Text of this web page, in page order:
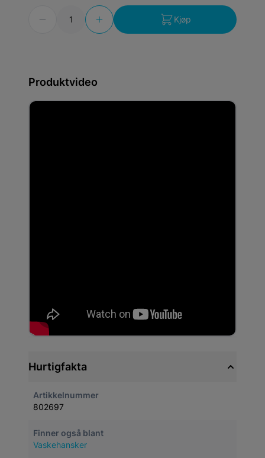
Kjøp
Produktvideo
Hurtigfakta
Artikkelnummer
802697
Finner også blant
Vaskehansker